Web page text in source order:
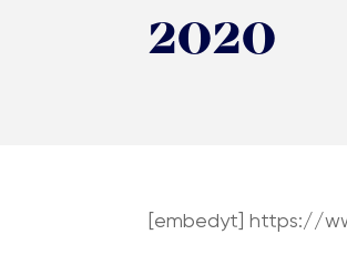
2020
[embedyt] https://